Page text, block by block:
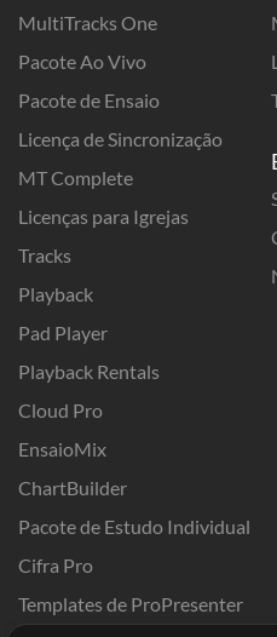
MultiTracks One
Pacote Ao Vivo
Pacote de Ensaio
Licença de Sincronização
MT Complete
Licenças para Igrejas
Tracks
Playback
Pad Player
Playback Rentals
Cloud Pro
EnsaioMix
ChartBuilder
Pacote de Estudo Individual
Cifra Pro
Templates de ProPresenter